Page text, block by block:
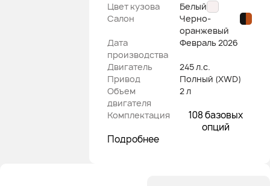
Цвет кузова
Белый
Салон
Черно-
оранжевый
Дата
производства
Февраль 2026
Двигатель
245 л.с.
Привод
Полный (XWD)
Объем
двигателя
2 л
Комплектация
108 базовых
опций
Подробнее